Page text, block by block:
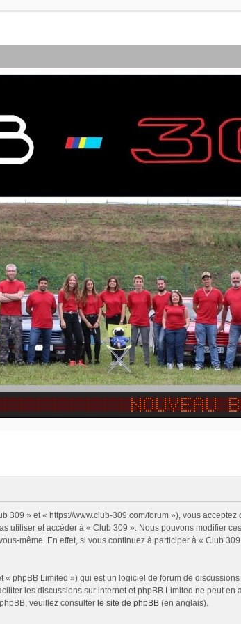
» et « https://www.club-309.com/forum »), vous
utiliser et accéder à « Club 309 ». Nous pouvons modifier
même. En effet, si vous continuez à participer à « Club
phpBB Limited ») qui est un logiciel de forum de
les discussions sur internet et phpBB Limited ne peut
veuillez consulter le site de phpBB(en anglais).